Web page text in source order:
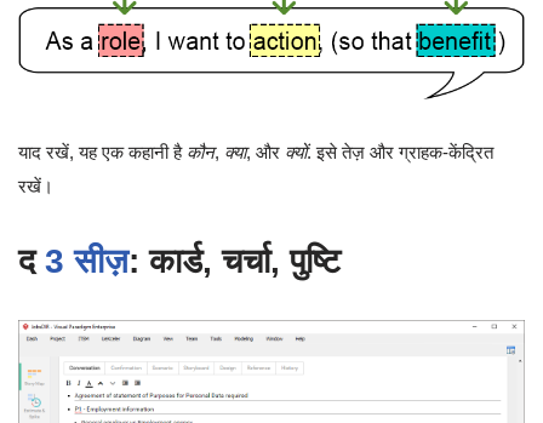
याद रखें, यह एक कहानी है कौन, क्या, और क्यों. इसे तेज़ और ग्राहक-केंद्रित
रखें।
द3 सीज़: कार्ड, चर्चा, पुष्टि